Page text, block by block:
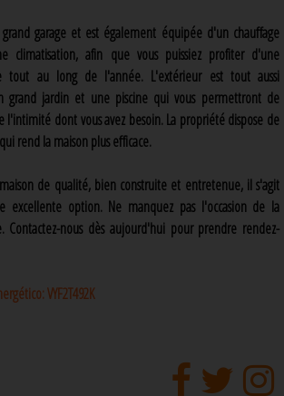
garage et est également équipée d'un chauffage
climatisation, afin que vous puissiez profiter d'une
tout au long de l'année. L'extérieur est tout aussi
grand jardin et une piscine qui vous permettront de
l'intimité dont vous avez besoin. La propriété dispose de
rend la maison plus efficace.
de qualité, bien construite et entretenue, il s'agit
excellente option. Ne manquez pas l'occasion de la
Contactez-nous dès aujourd'hui pour prendre rendez-
VYF2T492K